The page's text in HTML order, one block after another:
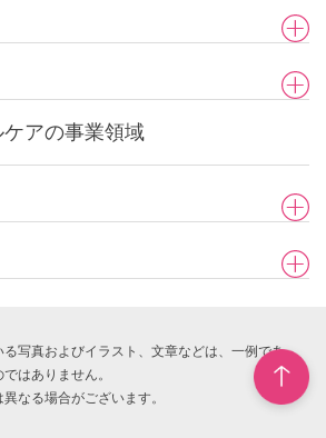
ケアの事業領域
る写真およびイラスト、文章などは、一例であ
はありません。
なる場合がございます。